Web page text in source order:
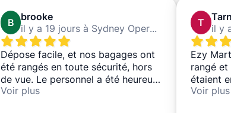
B
brooke
il y a 19 jours à Sydney Opera House
Dépose facile, et nos bagages ont
été rangés en toute sécurité, hors
de vue. Le personnel a été heureux
que nous puissions les laisser
Voir plus
T
Ezy
rangé et
étaient
sécurité.
Voir plus